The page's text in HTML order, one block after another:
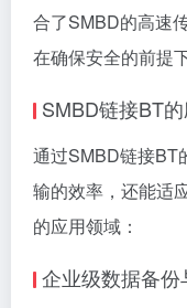
合了SMBD的高速
在确保安全的前提
SMBD链接BT
通过SMBD链接BT
输的效率，还能适
的应用领域：
企业级数据备份